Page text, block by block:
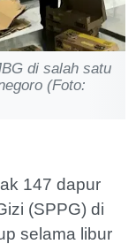
di salah satu
(Foto:
147 dapur
(SPPG) di
selama libur